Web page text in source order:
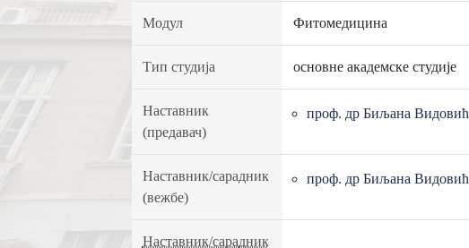
Модул Фитомедицина
Тип студија основне академске студије
Наставник
(предавач)
проф. др Биљана Видовић
Наставник/сарадник
(вежбе)
проф. др Биљана Видовић
Наставник/сарадник